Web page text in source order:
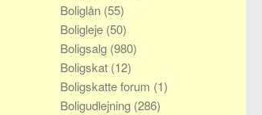
Boliglån (55)
Boligleje (50)
Boligsalg (980)
Boligskat (12)
Boligskatte forum (1)
Boligudlejning (286)